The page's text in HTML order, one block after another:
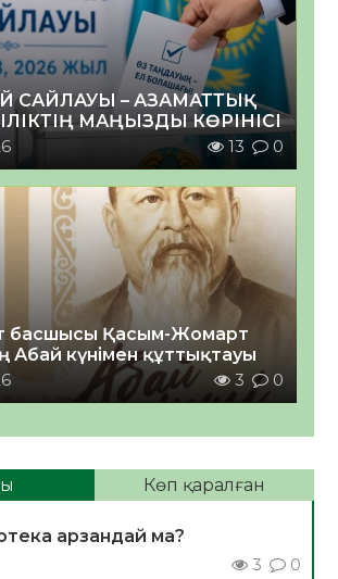
САЙЛАУЫ – АЗАМАТТЫҚ
МАҢЫЗДЫ КӨРІНІСІ
13 0
басшысы Қасым-Жомарт
Абай күнімен құттықтауы
3 0
Көп қаралған
арзандай ма?
3 0